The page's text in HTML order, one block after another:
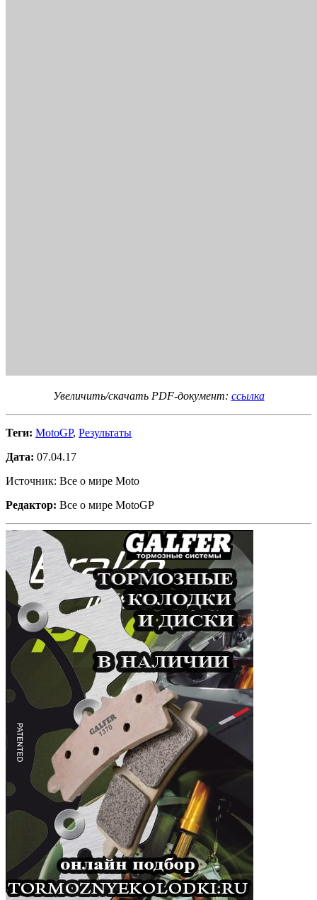
Увеличить/скачать PDF-документ: ссылка
Теги: MotoGP, Результаты
Дата: 07.04.17
Источник: Все о мире Moto
Редактор: Все о мире MotoGP